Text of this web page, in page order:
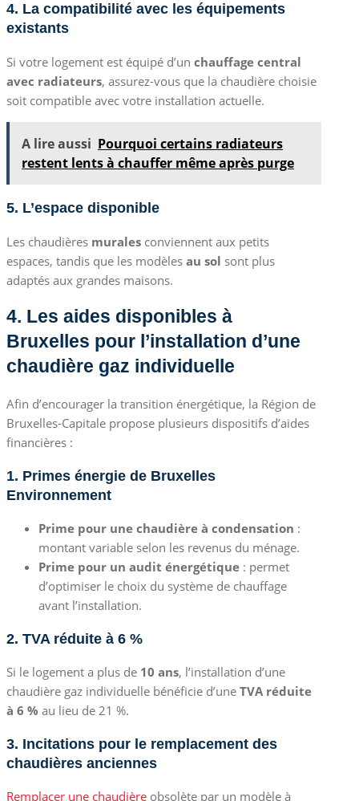
4. La compatibilité avec les équipements
existants
Si votre logement est équipé d’un chauffage central
avec radiateurs, assurez-vous que la chaudière choisie
soit compatible avec votre installation actuelle.
A lire aussi Pourquoi certains radiateurs
restent lents à chauffer même après purge
5. L’espace disponible
Les chaudières murales conviennent aux petits
espaces, tandis que les modèles au sol sont plus
adaptés aux grandes maisons.
4. Les aides disponibles à
Bruxelles pour l’installation d’une
chaudière gaz individuelle
Afin d’encourager la transition énergétique, la Région de
Bruxelles-Capitale propose plusieurs dispositifs d’aides
financières :
1. Primes énergie de Bruxelles
Environnement
Prime pour une chaudière à condensation :
montant variable selon les revenus du ménage.
Prime pour un audit énergétique : permet
d’optimiser le choix du système de chauffage
avant l’installation.
2. TVA réduite à 6 %
Si le logement a plus de 10 ans, l’installation d’une
chaudière gaz individuelle bénéficie d’une TVA réduite
à 6 % au lieu de 21 %.
3. Incitations pour le remplacement des
chaudières anciennes
Remplacer une chaudière obsolète par un modèle à